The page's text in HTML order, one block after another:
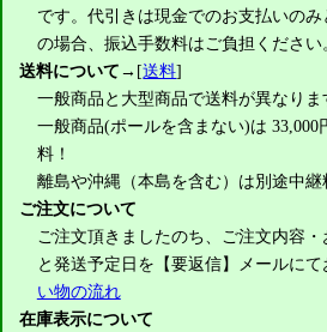
です。代引きは現金でのお支払いの
の場合、振込手数料はご負担ください
送料について→[送料]
一般商品と大型商品で送料が異なりま
一般商品(ポールを含まない)は 33,000
料！
離島や沖縄（本島を含む）は別途中継
ご注文について
ご注文頂きましたのち、ご注文内容
と発送予定日を【要返信】メールに
い物の流れ
在庫表示について